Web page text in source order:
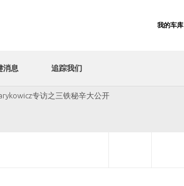
我的车库
消息 追踪我们
专访之三铁秘辛大公开